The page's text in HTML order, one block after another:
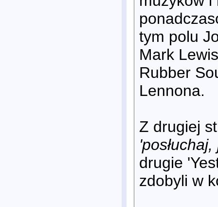
tym polu
Mark
Rubber
Lennona.
Z drugiej
drugie
zdobyli w